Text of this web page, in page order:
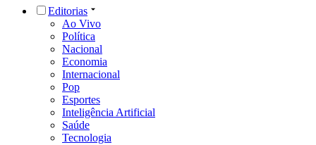
Editorias
Ao Vivo
Política
Nacional
Economia
Internacional
Pop
Esportes
Inteligência Artificial
Saúde
Tecnologia